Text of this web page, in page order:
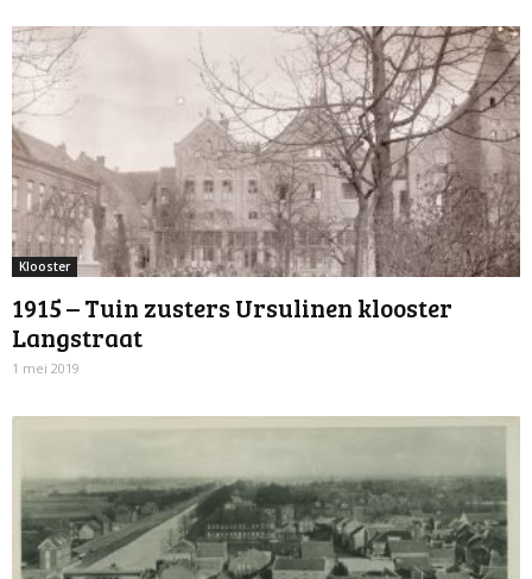
Klooster
1915 – Tuin zusters Ursulinen klooster
Langstraat
1 mei 2019